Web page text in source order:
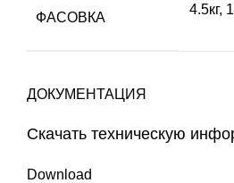
ФАСОВКА
4.5кг,
ДОКУМЕНТАЦИЯ
Скачать техническую
Download